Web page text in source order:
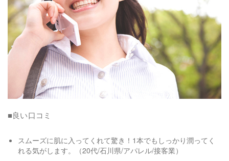
■良い口コミ
スムーズに肌に入ってくれて驚き！1本でもしっかり潤ってく
れる気がします。（20代/石川県/アパレル/接客業）